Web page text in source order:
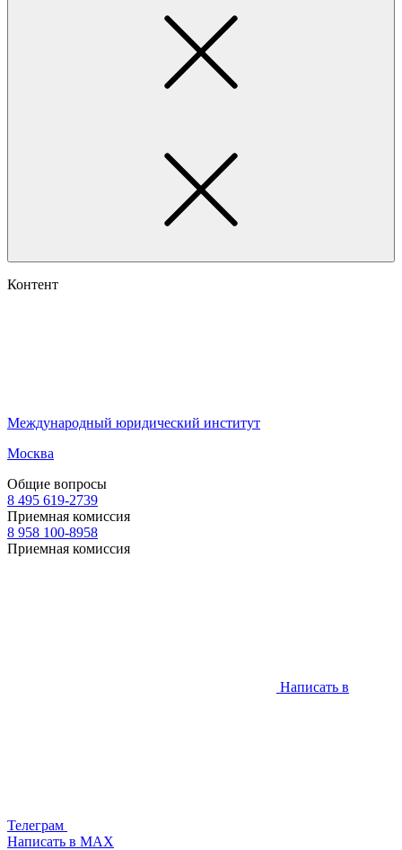
Контент
Международный юридический институт
Москва
Общие вопросы
8 495 619-2739
Приемная комиссия
8 958 100-8958
Приемная комиссия
Написать в
Телеграм
Написать в МАХ